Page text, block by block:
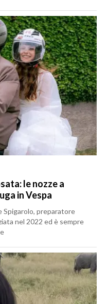
le nozze a
in Vespa
Spigarolo, preparatore
nel 2022 ed è sempre